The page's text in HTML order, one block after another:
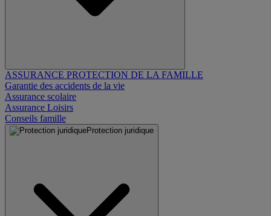
ASSURANCE PROTECTION DE LA FAMILLE
Garantie des accidents de la vie
Assurance scolaire
Assurance Loisirs
Conseils famille
Protection juridique